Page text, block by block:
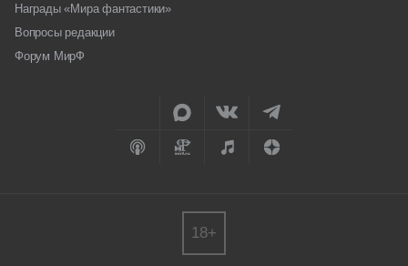
Награды «Мира фантастики»
Вопросы редакции
Форум МирФ
18+